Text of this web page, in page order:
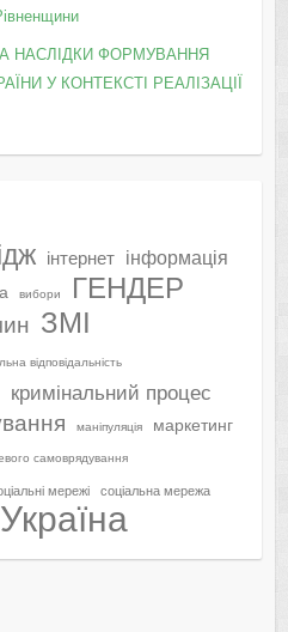
НАСЛІДКИ ФОРМУВАННЯ
У КОНТЕКСТІ РЕАЛІЗАЦІЇ
інтернет інформація
вибори ГЕНДЕР
ЗМІ
відповідальність
кримінальний процес
маніпуляція маркетинг
самоврядування
мережі соціальна мережа
Україна